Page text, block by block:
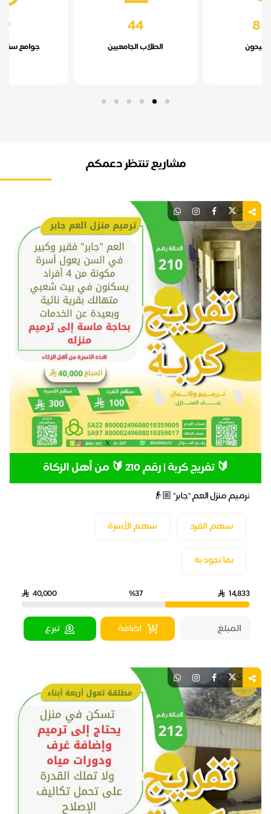
44
الطلاب الجامعيين جوامع سقيا
مشاريع تنتظر دعمكم
🔰 تفريج كربة | رقم 210 🔰 من أهل الزكاة
ترميم منزل العم "جابر" 👴🏼
سهم الفرد
سهم الأسرة
بما تجود به
14,833
40,000
اضافة تبرع